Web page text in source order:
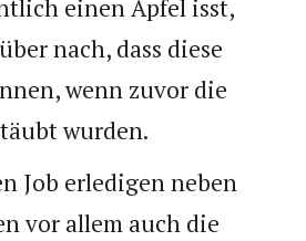
einen Apfel isst,
nach, dass diese
wenn zuvor die
wurden.
Job erledigen neben
vor allem auch die